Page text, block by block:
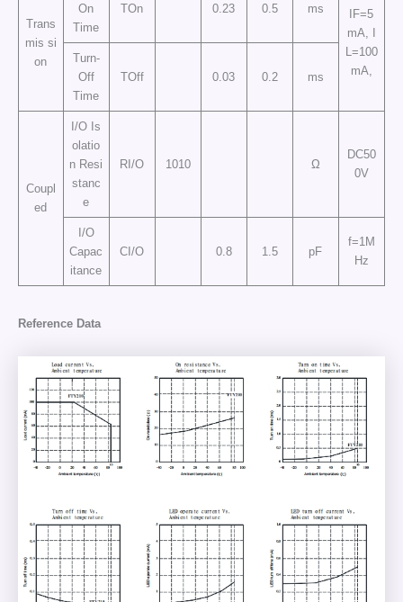
Trans
mis si
on
On
Time
TOn 0.23 0.5 ms
IF=5
mA, I
L=100
mA,
Turn-
Off
Time
TOff 0.03 0.2 ms
Coupl
ed
I/O Is
olatio
n Resi
stanc
e
RI/O 1010 Ω
DC50
0V
I/O
Capac
itance
CI/O 0.8 1.5 pF
f=1M
Hz
Reference Data